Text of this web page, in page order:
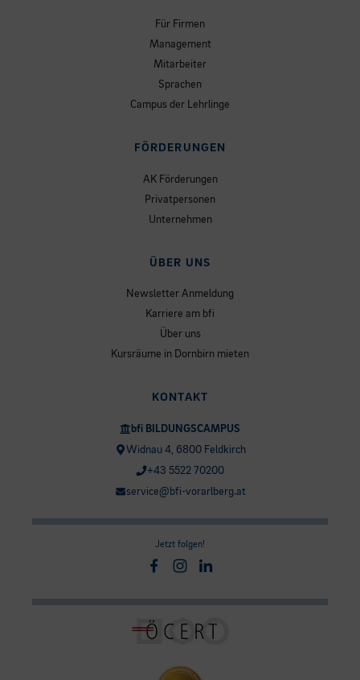
Für Firmen
Management
Mitarbeiter
Sprachen
Campus der Lehrlinge
FÖRDERUNGEN
AK Förderungen
Privatpersonen
Unternehmen
ÜBER UNS
Newsletter Anmeldung
Karriere am bfi
Über uns
Kursräume in Dornbirn mieten
KONTAKT
bfi BILDUNGSCAMPUS
Widnau 4, 6800 Feldkirch
+43 5522 70200
service@bfi-vorarlberg.at
Jetzt folgen!
Facebook
Instagram
Linkedin